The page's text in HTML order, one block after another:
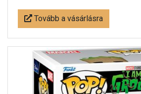
Tovább a vásárlásra